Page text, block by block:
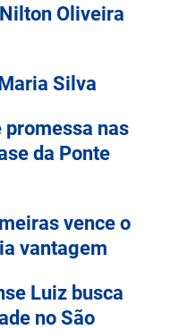
Oliveira
Silva
promessa nas
da Ponte
vence o
vantagem
Luiz busca
no São